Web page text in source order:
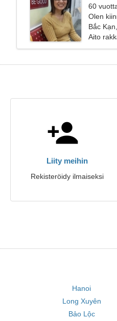
60
Olen
Bắc
Aito
Liity meihin
Rekisteröidy ilmaiseksi
Hanoi
Long Xuyên
Bảo Lộc